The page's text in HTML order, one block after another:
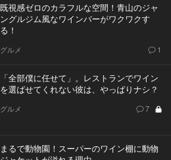
既視感ゼロのカラフルな空間！青山のジャ
ングルジム風なワインバーがワクワクす
る！
グルメ 1
「全部僕に任せて」。レストランでワイン
を選ばせてくれない彼は、やっぱりナシ？
グルメ 7
まるで動物園！スーパーのワイン棚に動物